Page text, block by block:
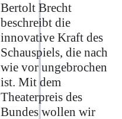
Bertolt Brecht
beschreibt die
innovative Kraft des
Schauspiels, die nach
wie vor ungebrochen
ist. Mit dem
Theaterpreis des
Bundes wollen wir